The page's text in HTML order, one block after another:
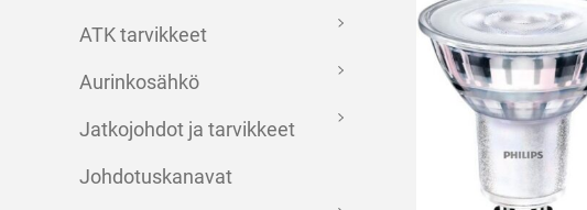
ATK tarvikkeet
Aurinkosähkö
Jatkojohdot ja tarvikkeet
Johdotuskanavat